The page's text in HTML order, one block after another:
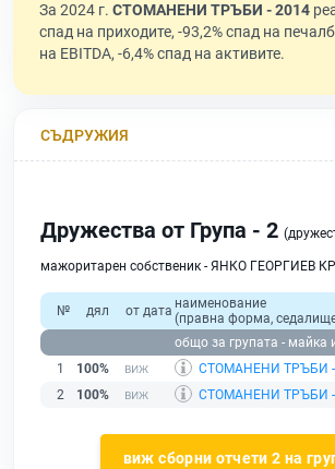
За 2024 г. СТОМАНЕНИ ТРЪБИ - 2014
спад на приходите, -93,2% спад на
на EBITDA, -6,4% спад на активите.
СЪДРУЖИЯ
Дружества от Група - 2
мажоритарен собственик - ЯНКО ГЕОРГИЕВ
№ дял от дата наименование
(правна форма,
общо за групата - майка
1
100% СТОМАНЕНИ ТРЪБИ -
2
100% СТОМАНЕНИ ТРЪБИ -
виж сборни отчети 2 на